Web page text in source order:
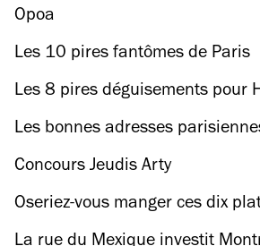
cauchemars
Opoa
Les 10 pires fantômes de Paris
Les 8 pires déguisements pour
Les bonnes adresses
Marx
Concours Jeudis Arty
Oseriez-vous manger ces dix
La rue du Mexique investit